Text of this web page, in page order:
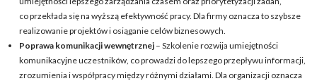
co przekłada się na wyższą efektywność pracy. Dla firmy oznacza to szybsze
realizowanie projektów i osiąganie celów biznesowych.
Poprawa komunikacji wewnętrznej – Szkolenie rozwija umiejętności
komunikacyjne uczestników, co prowadzi do lepszego przepływu informacji,
zrozumienia i współpracy między różnymi działami. Dla organizacji oznacza